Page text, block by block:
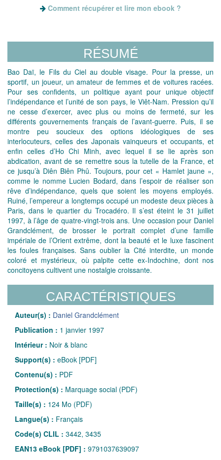
Comment récupérer et lire mon ebook ?
RÉSUMÉ
Bao Daï, le Fils du Ciel au double visage. Pour la presse, un
sportif, un joueur, un amateur de femmes et de voitures racées.
Pour ses confidents, un politique ayant pour unique objectif
l’indépendance et l’unité de son pays, le Viêt-Nam. Pression qu’il
ne cesse d’exercer, avec plus ou moins de fermeté, sur les
différents gouvernements français de l’avant-guerre. Puis, il se
montre peu soucieux des options idéologiques de ses
interlocuteurs, celles des Japonais vainqueurs et occupants, et
enfin celles d’Ho Chi Minh, avec lequel il se lie après son
abdication, avant de se remettre sous la tutelle de la France, et
ce jusqu’à Diên Biên Phû. Toujours, pour cet « Hamlet jaune »,
comme le nomme Lucien Bodard, dans l’espoir de réaliser son
rêve d’indépendance, quels que soient les moyens employés.
Ruiné, l’empereur a longtemps occupé un modeste deux pièces à
Paris, dans le quartier du Trocadéro. Il s’est éteint le 31 juillet
1997, à l’âge de quatre-vingt-trois ans. Une occasion pour Daniel
Grandclément, de brosser le portrait complet d’une famille
impériale de l’Orient extrême, dont la beauté et le luxe fascinent
les foules françaises. Sans oublier la Cité interdite, un monde
coloré et mystérieux, où palpite cette ex-Indochine, dont nos
concitoyens cultivent une nostalgie croissante.
CARACTÉRISTIQUES
Auteur(s) : Daniel Grandclément
Publication : 1 janvier 1997
Intérieur : Noir & blanc
Support(s) : eBook [PDF]
Contenu(s) : PDF
Protection(s) : Marquage social (PDF)
Taille(s) : 124 Mo (PDF)
Langue(s) : Français
Code(s) CLIL : 3442, 3435
EAN13 eBook [PDF] : 9791037639097